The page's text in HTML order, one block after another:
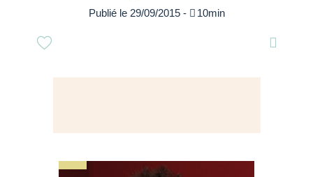
Publié le 29/09/2015 -  10min
